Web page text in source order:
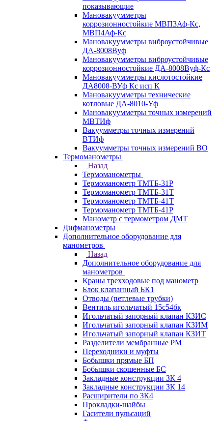
показывающие
Мановакуумметры
коррозионностойкие МВП3Аф-Кс,
МВП4Аф-Кс
Мановакуумметры виброустойчивые
ДА-8008Вуф
Мановакуумметры виброустойчивые
коррозионностойкие ДА-8008Вуф-Кс
Мановакуумметры кислотостойкие
ДА8008-ВУф Кс исп К
Мановакуумметры технические
котловые ДА-8010-Уф
Мановакуумметры точных измерений
МВТИф
Вакуумметры точных измерений
ВТИф
Вакуумметры точных измерений ВО
Термоманометры
Назад
Термоманометры
Термоманометр ТМТБ-31Р
Термоманометр ТМТБ-31Т
Термоманометр ТМТБ-41Т
Термоманометр ТМТБ-41Р
Манометр с термометром ДМТ
Дифманометры
Дополнительное оборудование для
манометров
Назад
Дополнительное оборудование для
манометров
Краны трехходовые под манометр
Блок клапанный БК1
Отводы (петлевые трубки)
Вентиль игольчатый 15с54бк
Игольчатый запорный клапан КЗИС
Игольчатый запорный клапан КЗИМ
Игольчатый запорный клапан КЗИТ
Разделители мембранные РМ
Переходники и муфты
Бобышки прямые БП
Бобышки скошенные БС
Закладные конструкции ЗК 4
Закладные конструкции ЗК 14
Расширители по ЗК4
Прокладки-шайбы
Гасители пульсаций